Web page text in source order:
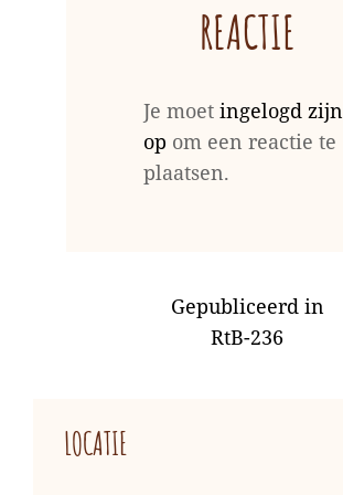
REACTIE
Je moet ingelogd zijn
op om een reactie te
plaatsen.
Gepubliceerd in
RtB-236
LOCATIE